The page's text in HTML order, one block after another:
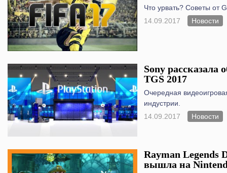
Что урвать? Советы от
14.09.2017
Новости
Sony рассказала
TGS 2017
Очередная
индустрии.
14.09.2017
Новости
Rayman Legends
вышла на